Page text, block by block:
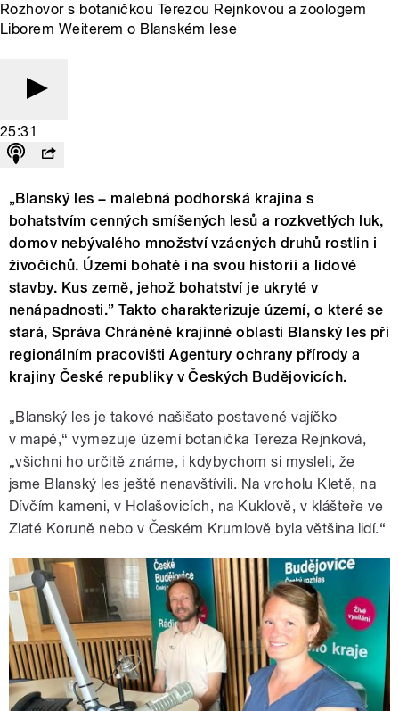
Rozhovor s botaničkou Terezou Rejnkovou a zoologem
Liborem Weiterem o Blanském lese
25:31
„Blanský les − malebná podhorská krajina s
bohatstvím cenných smíšených lesů a rozkvetlých luk,
domov nebývalého množství vzácných druhů rostlin i
živočichů. Území bohaté i na svou historii a lidové
stavby. Kus země, jehož bohatství je ukryté v
nenápadnosti.” Takto charakterizuje území, o které se
stará, Správa Chráněné krajinné oblasti Blanský les při
regionálním pracovišti Agentury ochrany přírody a
krajiny České republiky v Českých Budějovicích.
„Blanský les je takové našišato postavené vajíčko
v mapě,“ vymezuje území botanička Tereza Rejnková,
„všichni ho určitě známe, i kdybychom si mysleli, že
jsme Blanský les ještě nenavštívili. Na vrcholu Kletě, na
Dívčím kameni, v Holašovicích, na Kuklově, v klášteře ve
Zlaté Koruně nebo v Českém Krumlově byla většina lidí.“